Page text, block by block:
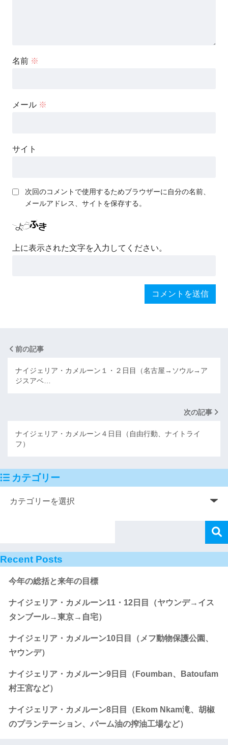
名前 ※
メール ※
サイト
次回のコメントで使用するためブラウザーに自分の名前、
メールアドレス、サイトを保存する。
上に表示された文字を入力してください。
前の記事
ナイジェリア・カメルーン１・２日目（名古屋→ソウル→ア
ジスアベ…
次の記事
ナイジェリア・カメルーン４日目（自由行動、ナイトライ
フ）
カテゴリー
Recent Posts
今年の総括と来年の目標
ナイジェリア・カメルーン11・12日目（ヤウンデ→イス
タンブール→東京→自宅）
ナイジェリア・カメルーン10日目（メフ動物保護公園、
ヤウンデ）
ナイジェリア・カメルーン9日目（Foumban、Batoufam
村王宮など）
ナイジェリア・カメルーン8日目（Ekom Nkam滝、胡椒
のプランテーション、パーム油の搾油工場など）